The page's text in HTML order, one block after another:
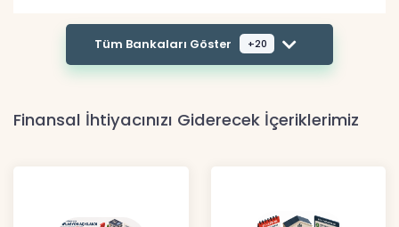
Tüm Bankaları Göster +20
Finansal İhtiyacınızı Giderecek İçeriklerimiz